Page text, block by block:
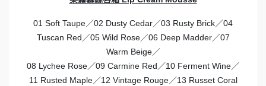
01 Soft Taupe／02 Dusty Cedar／03 Rusty Brick／04
Tuscan Red／05 Wild Rose／06 Deep Madder／07
Warm Beige／
08 Lychee Rose／09 Carmine Red／10 Ferment Wine／
11 Rusted Maple／12 Vintage Rouge／13 Russet Coral